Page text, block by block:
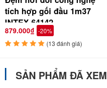
tích hợp gối đầu 1m37
INTEX 64142
879.000₫ -20%
(13 đánh giá)
SẢN PHẨM ĐÃ XEM